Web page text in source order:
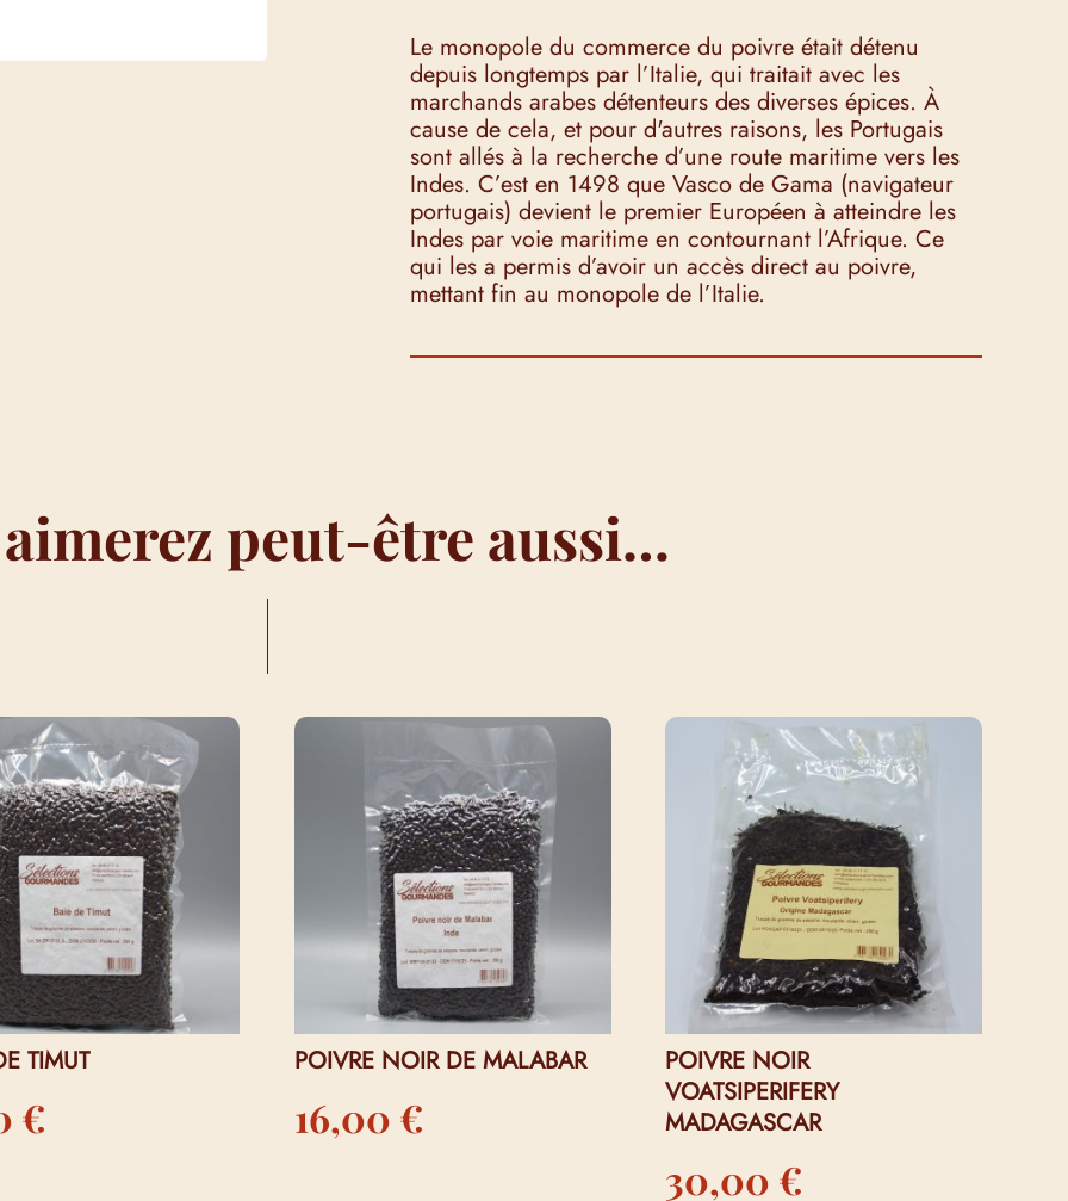
Le monopole du commerce du poivre était détenu
depuis longtemps par l’Italie, qui traitait avec les
marchands arabes détenteurs des diverses épices. À
cause de cela, et pour d'autres raisons, les Portugais
sont allés à la recherche d’une route maritime vers les
Indes. C’est en 1498 que Vasco de Gama (navigateur
portugais) devient le premier Européen à atteindre les
Indes par voie maritime en contournant l’Afrique. Ce
qui les a permis d’avoir un accès direct au poivre,
mettant fin au monopole de l’Italie.
peut-être aussi…
TIMUT
€
POIVRE NOIR DE MALABAR
16,00 €
POIVRE NOIR
VOATSIPERIFERY
MADAGASCAR
30,00 €